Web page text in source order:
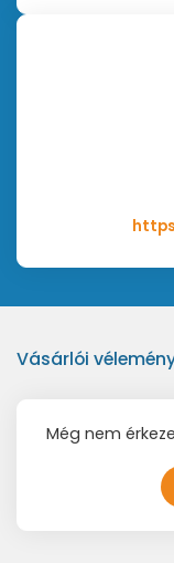
Vásárlói
Még nem